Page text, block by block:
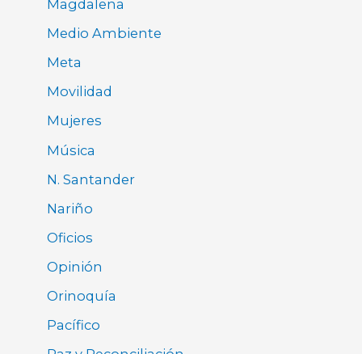
Magdalena
Medio Ambiente
Meta
Movilidad
Mujeres
Música
N. Santander
Nariño
Oficios
Opinión
Orinoquía
Pacífico